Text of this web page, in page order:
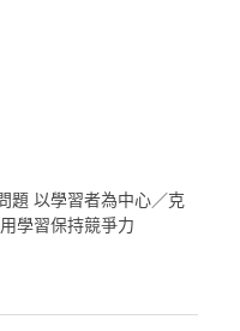
題 以學習者為中心／克
學習保持競爭力